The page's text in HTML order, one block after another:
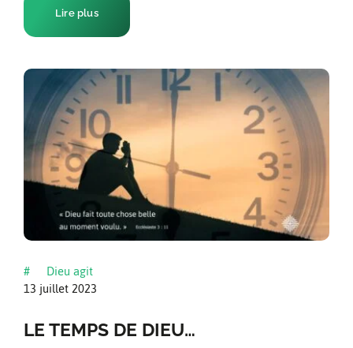
Lire plus
# Dieu agit
13 juillet 2023
LE TEMPS DE DIEU…